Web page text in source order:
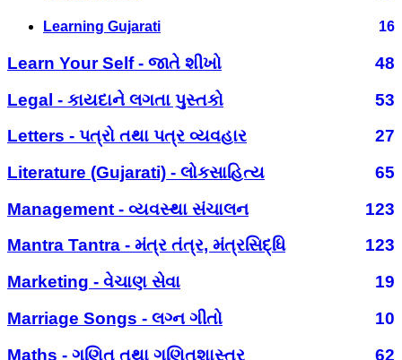
Learning Gujarati 16
Learn Your Self - જાતે શીખો
48
Legal - કાયદાને લગતા પુસ્તકો
53
Letters - પત્રો તથા પત્ર વ્યવહાર
27
Literature (Gujarati) - લોકસાહિત્ય
65
Management - વ્યવસ્થા સંચાલન
123
Mantra Tantra - મંત્ર તંત્ર, મંત્રસિદ્ધિ
123
Marketing - વેચાણ સેવા
19
Marriage Songs - લગ્ન ગીતો
10
Maths - ગણિત તથા ગણિતશાસ્ત્ર
62